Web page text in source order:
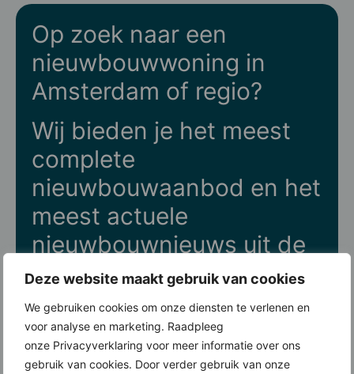
Deze website maakt gebruik van cookies
We gebruiken cookies om onze diensten te verlenen en
voor analyse en marketing. Raadpleeg
onze Privacyverklaring voor meer informatie over ons
gebruik van cookies. Door verder gebruik van onze
Op zoek naar een
nieuwbouwwoning in
Amsterdam of regio?
Wij bieden je het meest
complete
nieuwbouwaanbod en het
meest actuele
nieuwbouwnieuws uit de
Metropoolregio
Amsterdam. Meld je aan
en ontvang elke week
onze nieuwsbrief.